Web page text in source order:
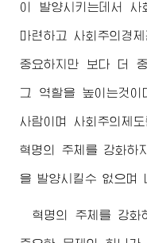
이 발양시키는데서 사
마련하고 사회주의경
중요하지만 보다 더
그 역할을 높이는것이
사람이며 사회주의제
혁명의 주체를 강화하
을 발양시킬수 없으며
혁명의 주체를 강화